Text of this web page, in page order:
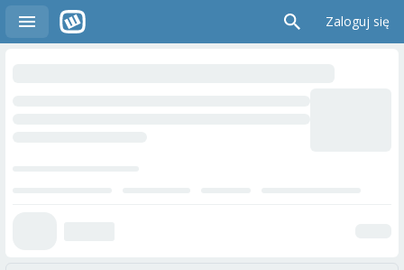
Zaloguj się